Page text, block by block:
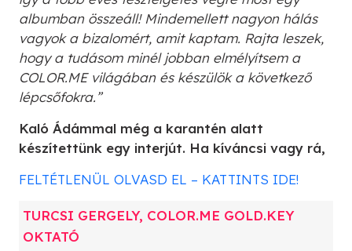
albumban összeáll! Mindemellett nagyon hálás
vagyok a bizalomért, amit kaptam. Rajta leszek,
hogy a tudásom minél jobban elmélyítsem a
COLOR.ME világában és készülök a következő
lépcsőfokra.”
Kaló Ádámmal még a karantén alatt
készítettünk egy interjút. Ha kíváncsi vagy rá,
FELTÉTLENÜL OLVASD EL – KATTINTS IDE!
TURCSI GERGELY, COLOR.ME GOLD.KEY
OKTATÓ